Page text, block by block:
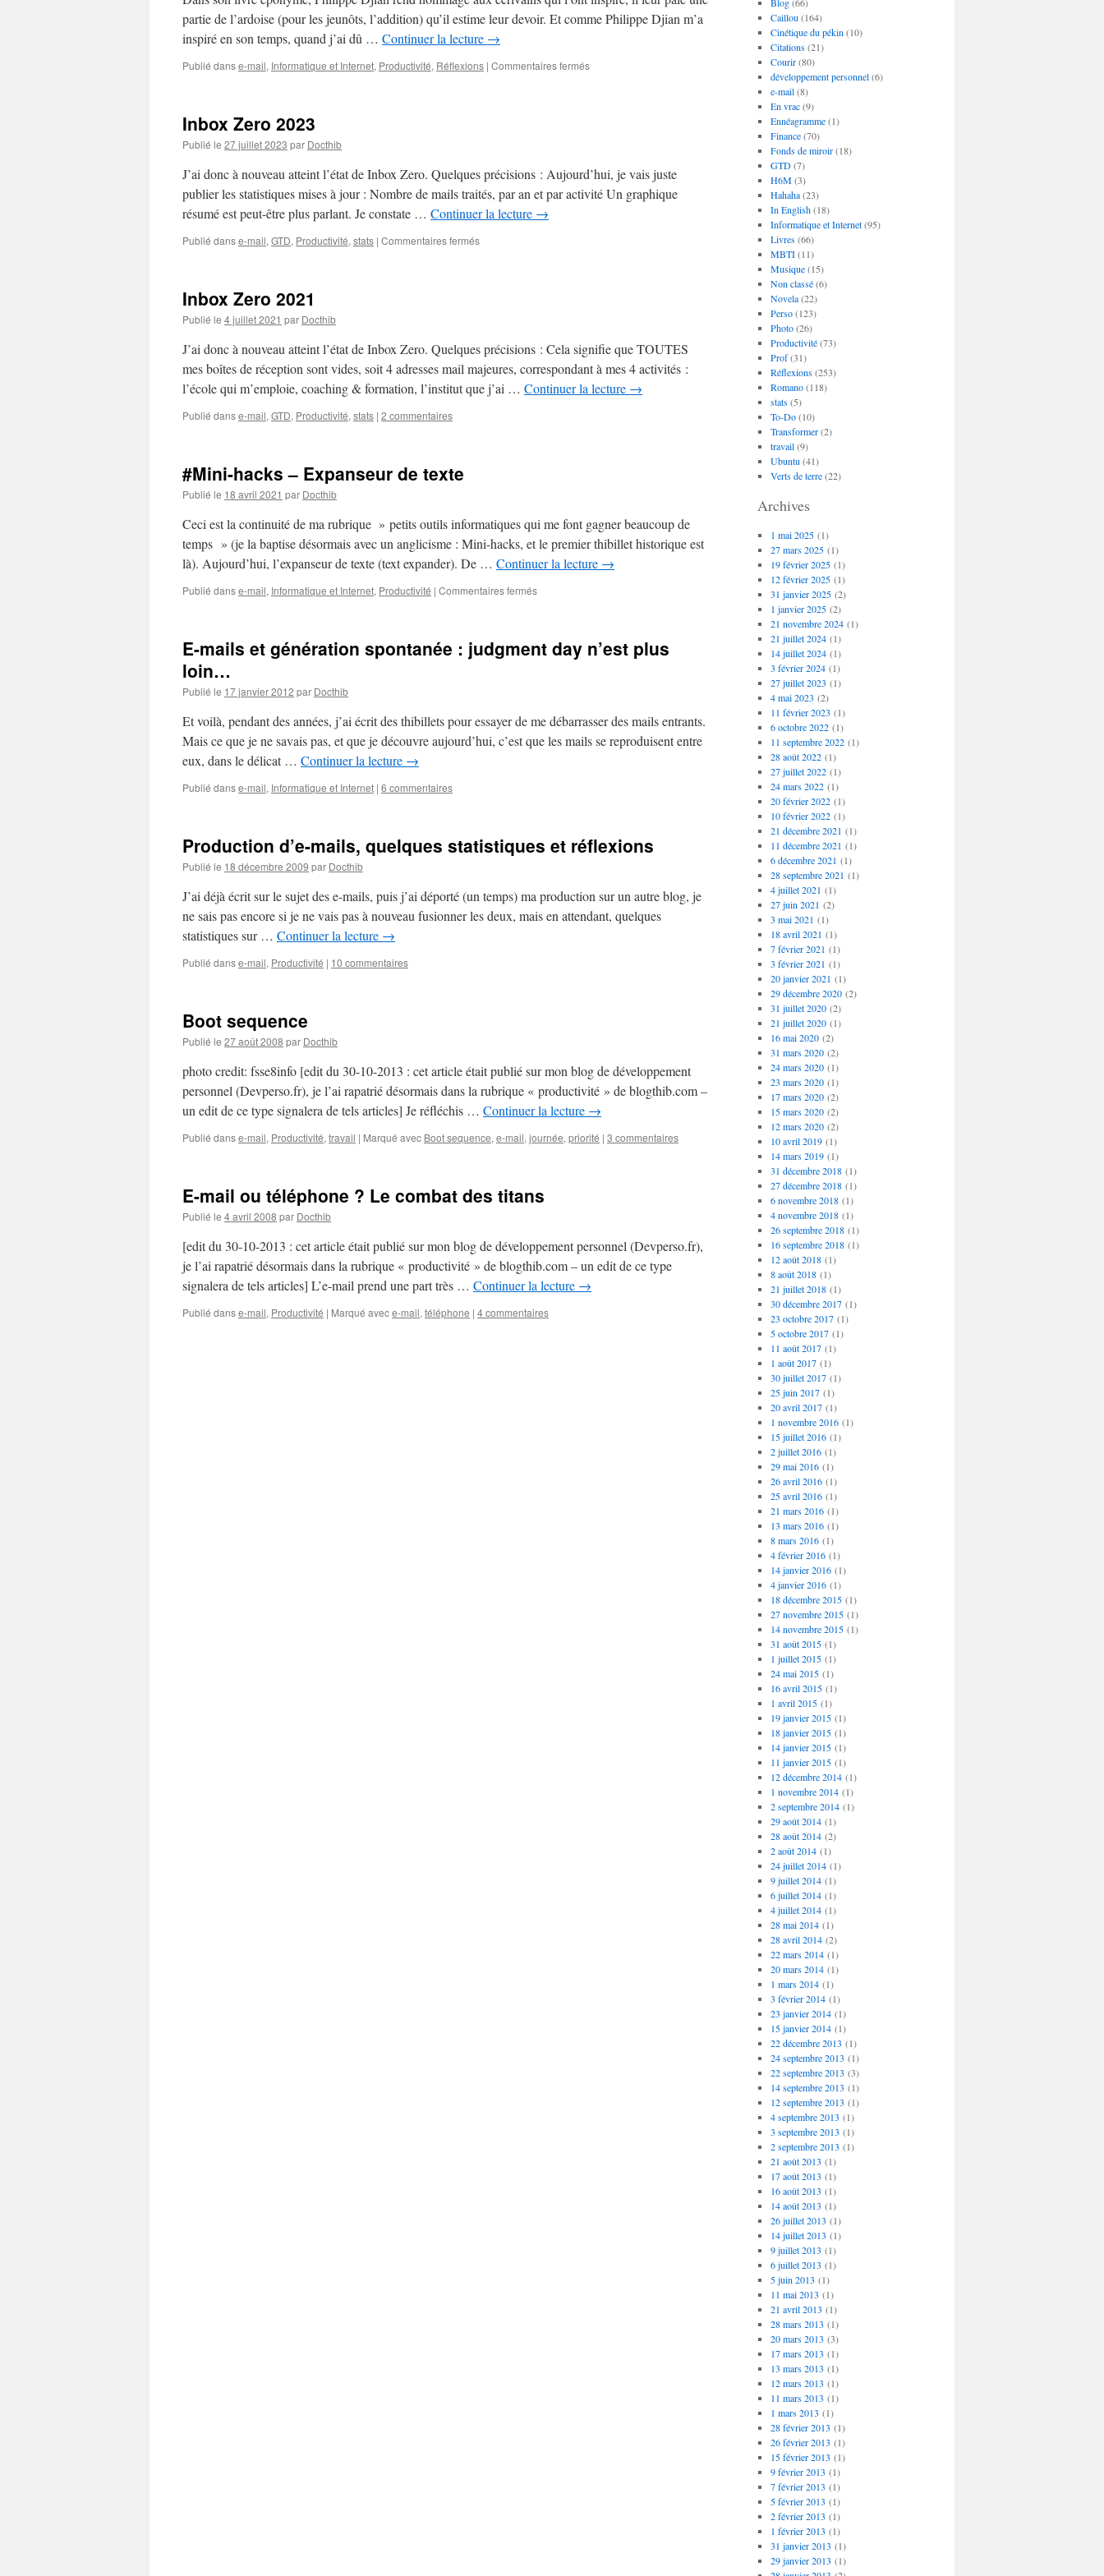
partie de l’ardoise (pour les jeunôts, l’addition) qu’il estime leur devoir. Et comme Philippe Djian m’a
inspiré en son temps, quand j’ai dû … Continuer la lecture →
Publié danse-mail, Informatique et Internet, Productivité, Réflexions | Commentaires ferméssur
Inbox Zero 2023
Publié le 27 juillet 2023 par Docthib
J’ai donc à nouveau atteint l’état de Inbox Zero. Quelques précisions : Aujourd’hui, je vais juste
publier les statistiques mises à jour : Nombre de mails traités, par an et par activité Un graphique
résumé est peut-être plus parlant. Je constate … Continuer la lecture →
Publié danse-mail, GTD, Productivité, stats | Commentaires ferméssur
Inbox Zero 2021
Publié le 4 juillet 2021 par Docthib
J’ai donc à nouveau atteint l’état de Inbox Zero. Quelques précisions : Cela signifie que TOUTES
mes boîtes de réception sont vides, soit 4 adresses mail majeures, correspondant à mes 4 activités :
l’école qui m’emploie, coaching & formation, l’institut que j’ai … Continuer la lecture →
Publié danse-mail, GTD, Productivité, stats | 2 commentaires
#Mini-hacks – Expanseur de texte
Publié le 18 avril 2021 par Docthib
Ceci est la continuité de ma rubrique » petits outils informatiques qui me font gagner beaucoup de
temps » (je la baptise désormais avec un anglicisme : Mini-hacks, et le premier thibillet historique est
là). Aujourd’hui, l’expanseur de texte (text expander). De … Continuer la lecture →
Publié danse-mail, Informatique et Internet, Productivité | Commentaires ferméssur
Expanseur
E-mails et génération spontanée : judgment day n’est plus
loin…
Publié le 17 janvier 2012 par Docthib
Et voilà, pendant des années, j’ai écrit des thibillets pour essayer de me débarrasser des mails entrants.
Mais ce que je ne savais pas, et que je découvre aujourd’hui, c’est que les mails se reproduisent entre
eux, dans le délicat … Continuer la lecture →
Publié danse-mail, Informatique et Internet | 6 commentaires
Production d’e-mails, quelques statistiques et réflexions
Publié le 18 décembre 2009 par Docthib
J’ai déjà écrit sur le sujet des e-mails, puis j’ai déporté (un temps) ma production sur un autre blog, je
ne sais pas encore si je ne vais pas à nouveau fusionner les deux, mais en attendant, quelques
statistiques sur … Continuer la lecture →
Publié danse-mail, Productivité | 10 commentaires
Boot sequence
Publié le 27 août 2008 par Docthib
photo credit: fsse8info [edit du 30-10-2013 : cet article était publié sur mon blog de développement
personnel (Devperso.fr), je l’ai rapatrié désormais dans la rubrique « productivité » de blogthib.com –
un edit de ce type signalera de tels articles] Je réfléchis … Continuer la lecture →
Publié danse-mail, Productivité, travail | Marqué avec Boot sequence, e-mail, journée, priorité | 3 commentaires
E-mail ou téléphone ? Le combat des titans
Publié le 4 avril 2008 par Docthib
[edit du 30-10-2013 : cet article était publié sur mon blog de développement personnel (Devperso.fr),
je l’ai rapatrié désormais dans la rubrique « productivité » de blogthib.com – un edit de ce type
signalera de tels articles] L’e-mail prend une part très … Continuer la lecture →
Publié danse-mail, Productivité | Marqué avece-mail, téléphone | 4 commentaires
Caillou (164)
Cinétique du pékin (10)
Citations(21)
Courir(80)
développement personnel(6)
e-mail(8)
En vrac(9)
Ennéagramme(1)
Finance(70)
Fonds de miroir(18)
GTD(7)
H6M(3)
Hahaha(23)
In English(18)
Informatique et Internet(95)
Livres(66)
MBTI(11)
Musique(15)
Non classé(6)
Novela(22)
Perso(123)
Photo(26)
Productivité(73)
Prof(31)
Réflexions(253)
Romano(118)
stats(5)
To-Do(10)
Transformer(2)
travail(9)
Ubuntu (41)
Verts de terre(22)
Archives
1 mai 2025(1)
27 mars 2025(1)
19 février 2025(1)
12 février 2025(1)
31 janvier 2025(2)
1 janvier 2025(2)
21 novembre 2024(1)
21 juillet 2024(1)
14 juillet 2024(1)
3 février 2024(1)
27 juillet 2023 (1)
4 mai 2023 (2)
11 février 2023 (1)
6 octobre 2022(1)
11 septembre 2022(1)
28 août 2022(1)
27 juillet 2022(1)
24 mars 2022(1)
20 février 2022(1)
10 février 2022(1)
21 décembre 2021 (1)
11 décembre 2021 (1)
6 décembre 2021 (1)
28 septembre 2021 (1)
4 juillet 2021 (1)
27 juin 2021 (2)
3 mai 2021 (1)
18 avril 2021 (1)
7 février 2021 (1)
3 février 2021 (1)
20 janvier 2021 (1)
29 décembre 2020(2)
31 juillet 2020(2)
21 juillet 2020(1)
16 mai 2020(2)
31 mars 2020(2)
24 mars 2020(1)
23 mars 2020(1)
17 mars 2020(2)
15 mars 2020(2)
12 mars 2020(2)
10 avril 2019(1)
14 mars 2019(1)
31 décembre 2018(1)
27 décembre 2018(1)
6 novembre 2018(1)
4 novembre 2018(1)
26 septembre 2018(1)
16 septembre 2018(1)
12 août 2018(1)
8 août 2018(1)
21 juillet 2018(1)
30 décembre 2017(1)
23 octobre 2017(1)
5 octobre 2017(1)
11 août 2017(1)
1 août 2017(1)
30 juillet 2017(1)
25 juin 2017(1)
20 avril 2017(1)
1 novembre 2016(1)
15 juillet 2016(1)
2 juillet 2016(1)
29 mai 2016(1)
26 avril 2016(1)
25 avril 2016(1)
21 mars 2016(1)
13 mars 2016(1)
8 mars 2016(1)
4 février 2016(1)
14 janvier 2016(1)
4 janvier 2016(1)
18 décembre 2015(1)
27 novembre 2015(1)
14 novembre 2015(1)
31 août 2015(1)
1 juillet 2015(1)
24 mai 2015(1)
16 avril 2015(1)
1 avril 2015(1)
19 janvier 2015(1)
18 janvier 2015(1)
14 janvier 2015(1)
11 janvier 2015(1)
12 décembre 2014(1)
1 novembre 2014(1)
2 septembre 2014(1)
29 août 2014(1)
28 août 2014(2)
2 août 2014(1)
24 juillet 2014(1)
9 juillet 2014(1)
6 juillet 2014(1)
4 juillet 2014(1)
28 mai 2014(1)
28 avril 2014(2)
22 mars 2014(1)
20 mars 2014(1)
1 mars 2014(1)
3 février 2014(1)
23 janvier 2014(1)
15 janvier 2014(1)
22 décembre 2013 (1)
24 septembre 2013 (1)
22 septembre 2013 (3)
14 septembre 2013 (1)
12 septembre 2013 (1)
4 septembre 2013 (1)
3 septembre 2013 (1)
2 septembre 2013 (1)
21 août 2013 (1)
17 août 2013 (1)
16 août 2013 (1)
14 août 2013 (1)
26 juillet 2013 (1)
14 juillet 2013 (1)
9 juillet 2013 (1)
6 juillet 2013 (1)
5 juin 2013 (1)
11 mai 2013 (1)
21 avril 2013 (1)
28 mars 2013 (1)
20 mars 2013 (3)
17 mars 2013 (1)
13 mars 2013 (1)
12 mars 2013 (1)
11 mars 2013 (1)
1 mars 2013 (1)
28 février 2013 (1)
26 février 2013 (1)
15 février 2013 (1)
9 février 2013 (1)
7 février 2013 (1)
5 février 2013 (1)
2 février 2013 (1)
1 février 2013 (1)
31 janvier 2013 (1)
29 janvier 2013 (1)